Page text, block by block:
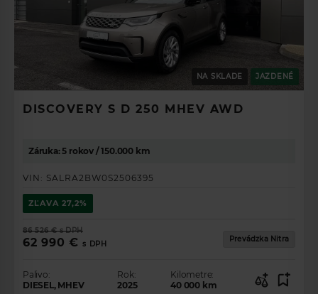
ZÍSKAJTE
PREHĽAD O
PONUKE
VOZIDIEL.
VYBERTE SI VAŠE
Značka
NA SKLADE JAZDENÉ
DISCOVERY S D 250 MHEV AWD
Záruka: 5 rokov / 150.000 km
VIN: SALRA2BW0S2506395
ZĽAVA 27,2%
86 526 € s DPH
62 990 € s DPH
Prevádzka Nitra
Palivo:
DIESEL, MHEV
Rok:
2025
Kilometre:
40 000 km